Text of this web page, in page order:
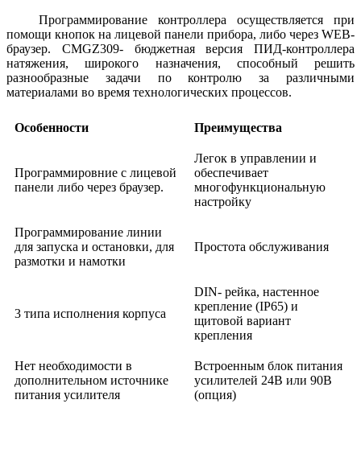
Программирование контроллера осуществляется при
помощи кнопок на лицевой панели прибора, либо через WEB-
браузер. CMGZ309- бюджетная версия ПИД-контроллера
натяжения, широкого назначения, способный решить
разнообразные задачи по контролю за различными
материалами во время технологических процессов.
Особенности Преимущества
Программировние с лицевой
панели либо через браузер.
Легок в управлении и
обеспечивает
многофункциональную
настройку
Программирование линии
для запуска и остановки, для
размотки и намотки
Простота обслуживания
3 типа исполнения корпуса
DIN- рейка, настенное
крепление (IP65) и
щитовой вариант
крепления
Нет необходимости в
дополнительном источнике
питания усилителя
Встроенным блок питания
усилителей 24В или 90В
(опция)